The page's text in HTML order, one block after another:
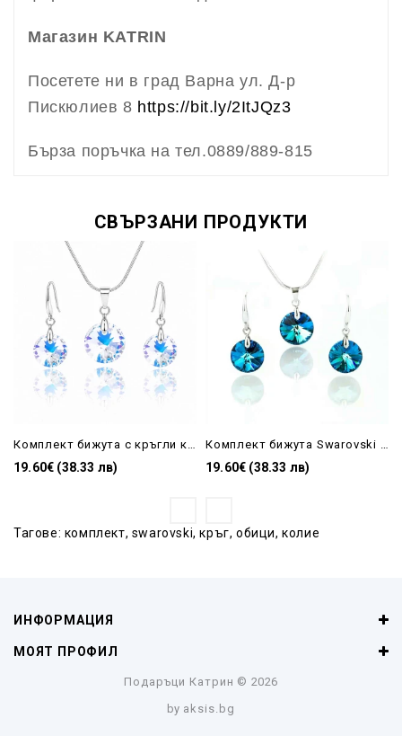
Магазин KATRIN
Посетете ни в град Варна ул. Д-р
Пискюлиев 8 https://bit.ly/2ItJQz3
Бърза поръчка на тел.0889/889-815
СВЪРЗАНИ ПРОДУКТИ
19.60€ (38.33 лв) 19.60€ (38.33 лв)
Тагове: комплект, swarovski,кръг,обици,колие
ИНФОРМАЦИЯ
МОЯТ ПРОФИЛ
Подаръци Катрин © 2026
by aksis.bg